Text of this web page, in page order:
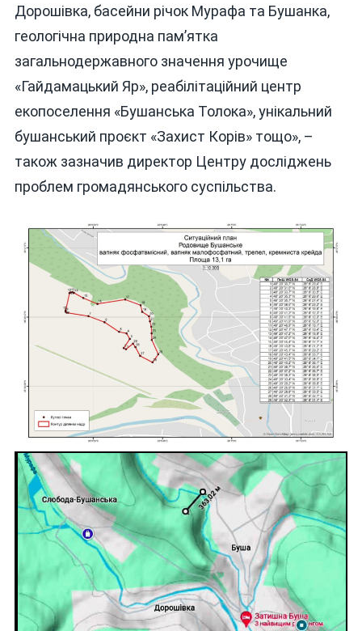
Дорошівка, басейни річок Мурафа та Бушанка,
геологічна природна пам’ятка
загальнодержавного значення урочище
«Гайдамацький Яр», реабілітаційний центр
екопоселення «Бушанська Толока», унікальний
бушанський проєкт «Захист Корів» тощо», –
також зазначив директор Центру досліджень
проблем громадянського суспільства.